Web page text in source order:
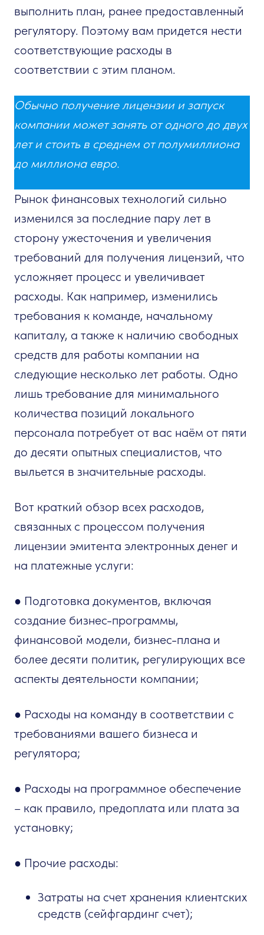
выполнить план, ранее предоставленный
регулятору. Поэтому вам придется нести
соответствующие расходы в
соответствии с этим планом.
Обычно получение лицензии и запуск
компании может занять от одного до двух
лет и стоить в среднем от полумиллиона
до миллиона евро.
Рынок финансовых технологий сильно
изменился за последние пару лет в
сторону ужесточения и увеличения
требований для получения лицензий, что
усложняет процесс и увеличивает
расходы. Как например, изменились
требования к команде, начальному
капиталу, а также к наличию свободных
средств для работы компании на
следующие несколько лет работы. Одно
лишь требование для минимального
количества позиций локального
персонала потребует от вас наём от пяти
до десяти опытных специалистов, что
выльется в значительные расходы.
Вот краткий обзор всех расходов,
связанных с процессом получения
лицензии эмитента электронных денег и
на платежные услуги:
● Подготовка документов, включая
создание бизнес-программы,
финансовой модели, бизнес-плана и
более десяти политик, регулирующих все
аспекты деятельности компании;
● Расходы на команду в соответствии с
требованиями вашего бизнеса и
регулятора;
● Расходы на программное обеспечение
– как правило, предоплата или плата за
установку;
● Прочие расходы:
Затраты на счет хранения клиентских
средств (сейфгардинг счет);